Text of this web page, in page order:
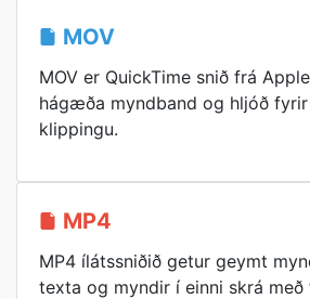
MOV
MOV er QuickTime snið frá
hágæða myndband og hljóð
klippingu.
MP4
MP4 ílátssniðið getur geymt
texta og myndir í einni skrá